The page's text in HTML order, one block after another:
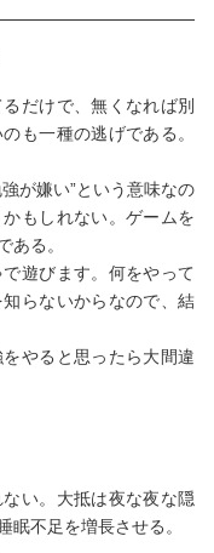
だけで、無くなれば別
も一種の逃げである。
が嫌い”という意味なの
もしれない。ゲームを
ある。
遊びます。何をやって
らないからなので、結
やると思ったら大間違
い。大抵は夜な夜な隠
眠不足を増長させる。